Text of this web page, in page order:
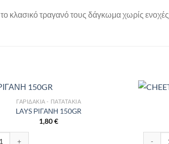
τραγανό τους δάγκωμα χωρίς
ΓΑΡΙΔΆΚΙΑ - ΠΑΤΑΤΆΚΙΑ
LAYS ΡΙΓΑΝΗ 150GR
1,80€